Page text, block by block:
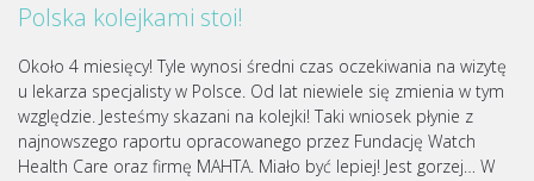
Polska kolejkami stoi!
Około 4 miesięcy! Tyle wynosi średni czas oczekiwania na wizytę
u lekarza specjalisty w Polsce. Od lat niewiele się zmienia w tym
względzie. Jesteśmy skazani na kolejki! Taki wniosek płynie z
najnowszego raportu opracowanego przez Fundację Watch
Health Care oraz firmę MAHTA. Miało być lepiej! Jest gorzej… W